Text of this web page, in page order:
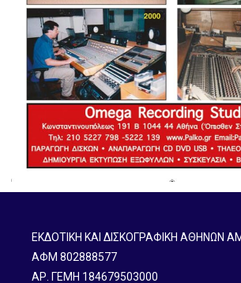
ΕΚΔΟΤΙΚΗ ΚΑΙ ΔΙΣΚΟΓΡΑΦΙΚΗ ΑΘΗΝΩΝ
ΑΦΜ 802888577
ΑΡ. ΓΕΜΗ 184679503000